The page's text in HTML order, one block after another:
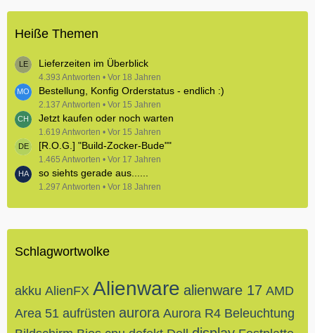
Heiße Themen
Lieferzeiten im Überblick
4.393 Antworten Vor 18 Jahren
Bestellung, Konfig Orderstatus - endlich :)
2.137 Antworten Vor 15 Jahren
Jetzt kaufen oder noch warten
1.619 Antworten Vor 15 Jahren
[R.O.G.] "Build-Zocker-Bude""
1.465 Antworten Vor 17 Jahren
so siehts gerade aus......
1.297 Antworten Vor 18 Jahren
Schlagwortwolke
akku AlienFX Alienware alienware 17 AMD
Area 51 aufrüsten aurora Aurora R4 Beleuchtung